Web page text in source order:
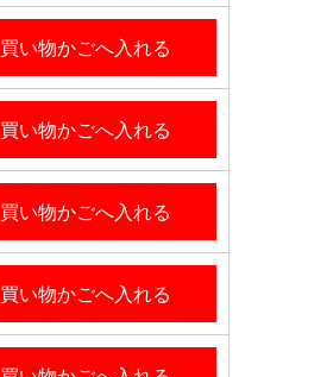
買い物かごへ入れる
買い物かごへ入れる
買い物かごへ入れる
買い物かごへ入れる